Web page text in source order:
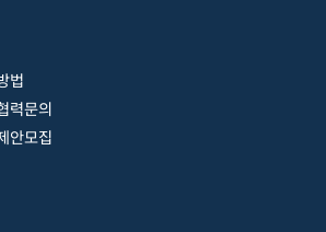
법
력문의
안모집